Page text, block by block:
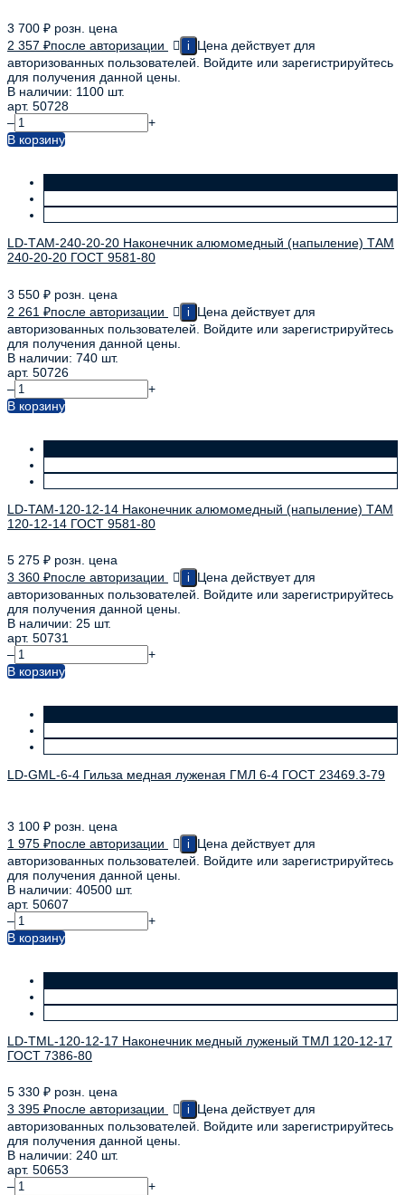
3 700 ₽ розн. цена
2 357 ₽после авторизации i
Цена действует для
авторизованных пользователей. Войдите или зарегистрируйтесь
для получения данной цены.
В наличии: 1100 шт.
арт. 50728
–
+
В корзину
LD-ТАМ-240-20-20 Наконечник алюмомедный (напыление) ТАМ
240-20-20 ГОСТ 9581-80
3 550 ₽ розн. цена
2 261 ₽после авторизации i
Цена действует для
авторизованных пользователей. Войдите или зарегистрируйтесь
для получения данной цены.
В наличии: 740 шт.
арт. 50726
–
+
В корзину
LD-TAM-120-12-14 Наконечник алюмомедный (напыление) ТАМ
120-12-14 ГОСТ 9581-80
5 275 ₽ розн. цена
3 360 ₽после авторизации i
Цена действует для
авторизованных пользователей. Войдите или зарегистрируйтесь
для получения данной цены.
В наличии: 25 шт.
арт. 50731
–
+
В корзину
LD-GML-6-4 Гильза медная луженая ГМЛ 6-4 ГОСТ 23469.3-79
3 100 ₽ розн. цена
1 975 ₽после авторизации i
Цена действует для
авторизованных пользователей. Войдите или зарегистрируйтесь
для получения данной цены.
В наличии: 40500 шт.
арт. 50607
–
+
В корзину
LD-TML-120-12-17 Наконечник медный луженый ТМЛ 120-12-17
ГОСТ 7386-80
5 330 ₽ розн. цена
3 395 ₽после авторизации i
Цена действует для
авторизованных пользователей. Войдите или зарегистрируйтесь
для получения данной цены.
В наличии: 240 шт.
арт. 50653
–
+